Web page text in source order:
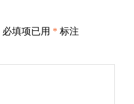
必填项已用 * 标注